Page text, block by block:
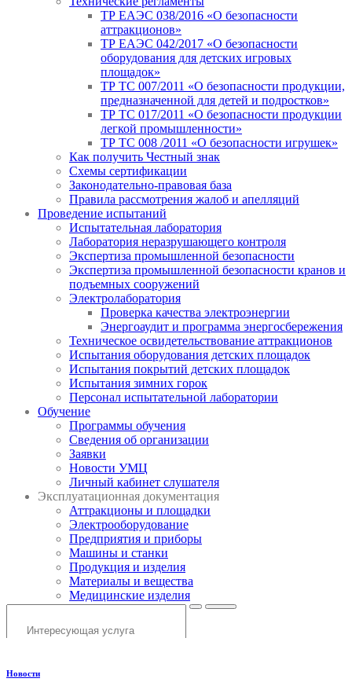
ТР ЕАЭС 038/2016 «О безопасности
аттракционов»
ТР ЕАЭС 042/2017 «О безопасности
оборудования для детских игровых
площадок»
ТР ТС 007/2011 «О безопасности продукции,
предназначенной для детей и подростков»
ТР ТС 017/2011 «О безопасности продукции
легкой промышленности»
ТР ТС 008 /2011 «О безопасности игрушек»
Как получить Честный знак
Схемы сертификации
Законодательно-правовая база
Правила рассмотрения жалоб и апелляций
Проведение испытаний
Испытательная лаборатория
Лаборатория неразрушающего контроля
Экспертиза промышленной безопасности
Экспертиза промышленной безопасности кранов и
подъемных сооружений
Электролаборатория
Проверка качества электроэнергии
Энергоаудит и программа энергосбережения
Техническое освидетельствование аттракционов
Испытания оборудования детских площадок
Испытания покрытий детских площадок
Испытания зимних горок
Персонал испытательной лаборатории
Обучение
Программы обучения
Сведения об организации
Заявки
Новости УМЦ
Личный кабинет слушателя
Эксплуатационная документация
Аттракционы и площадки
Электрооборудование
Предприятия и приборы
Машины и станки
Продукция и изделия
Материалы и вещества
Медицинские изделия
Новости